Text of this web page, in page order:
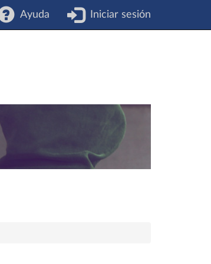
Ayuda Iniciar sesión